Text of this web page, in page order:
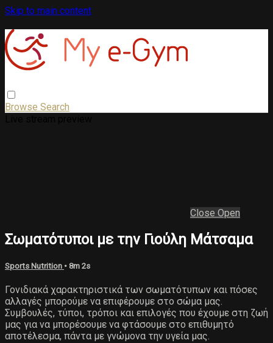
Skip to main content
Browse Search
Close Open
Σωματότυποι με την Γιούλη Μάτσαμα
Sports Nutrition • 8m 2s
Γονιδιακά χαρακτηριστικά των σωματότυπων και πόσες
αλλαγές μπορούμε να επιφέρουμε στο σώμα μας.
Συμβουλές, τύποι, τρόποι και επιλογές που έχουμε στη ζωή
μας για να μπορέσουμε να φτάσουμε στο επιθυμητό
αποτέλεσμα, πάντα με γνώμονα την υγεία μας.